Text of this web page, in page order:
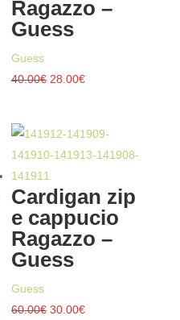
Ragazzo –
Guess
Guess
40.00€ Il
era:
40.00€.
28.00€Il
è:
28.00€.
Cardigan zip
e cappucio
Ragazzo –
Guess
Guess
60.00€ Il
30.00€Il